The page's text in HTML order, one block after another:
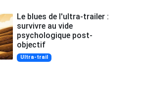
Le blues de l'ultra-trailer :
survivre au vide
psychologique post-
objectif
Ultra-trail